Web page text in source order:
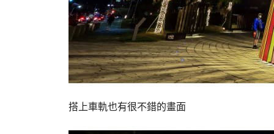
搭上車軌也有很不錯的畫面